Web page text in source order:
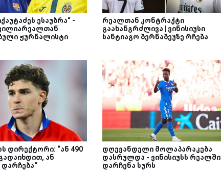
ესაუბრა“ -
ჟურნალისტი
რეალთან კონტრაქტი
გაახანგრძლივა | ვინისიუსი
სანტიაგო ბერნაბეუზე რჩება
დირექტორი: “ან 490
ან
დღევანდელი მოლაპარაკება
დასრულდა - ვინისიუსს რეალში
დარჩენა სურს